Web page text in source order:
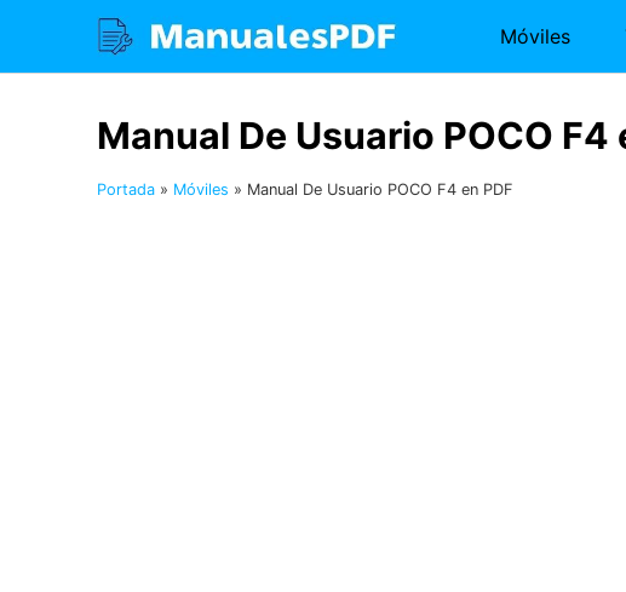
contenido
Móviles
Manual De Usuario POCO F4
Portada » Móviles » Manual De Usuario POCO F4 en PDF